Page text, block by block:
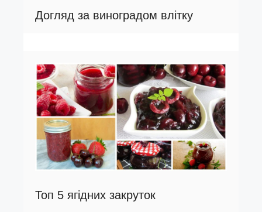
Догляд за виноградом влітку
Топ 5 ягідних закруток